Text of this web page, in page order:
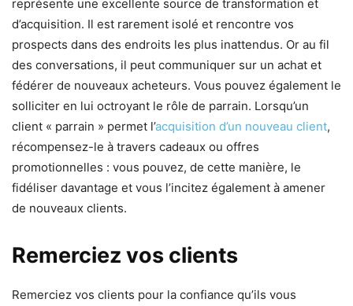
représente une excellente source de transformation et
d’acquisition. Il est rarement isolé et rencontre vos
prospects dans des endroits les plus inattendus. Or au fil
des conversations, il peut communiquer sur un achat et
fédérer de nouveaux acheteurs. Vous pouvez également le
solliciter en lui octroyant le rôle de parrain. Lorsqu’un
client « parrain » permet l’acquisition d’un nouveau client,
récompensez-le à travers cadeaux ou offres
promotionnelles : vous pouvez, de cette manière, le
fidéliser davantage et vous l’incitez également à amener
de nouveaux clients.
Remerciez vos clients
Remerciez vos clients pour la confiance qu’ils vous